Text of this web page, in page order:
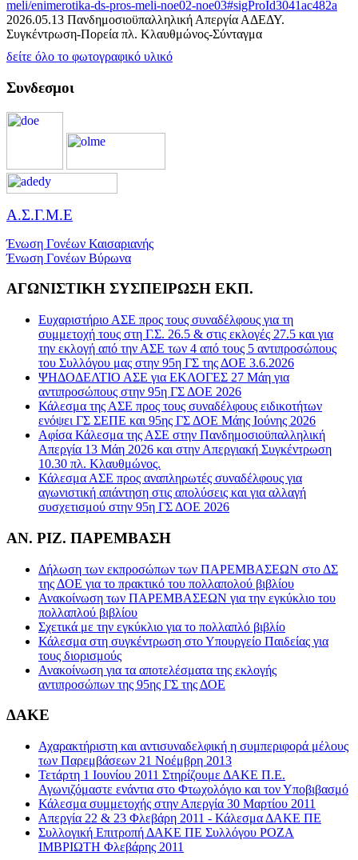
meli/enimerotika-ds-pros-meli-noe02-noe03#sigProId3041ac482a
2026.05.13 Πανδημοσιοϋπαλληλική Απεργία ΑΔΕΔΥ.
Συγκέντρωση-Πορεία πλ. Κλαυθμώνος-Σύνταγμα
δείτε όλο το φωτογραφικό υλικό
Συνδεσμοι
Α.Σ.Γ.Μ.Ε
Ένωση Γονέων Καισαριανής
Ένωση Γονέων Βύρωνα
ΑΓΩΝΙΣΤΙΚΗ ΣΥΣΠΕΙΡΩΣΗ ΕΚΠ.
Ευχαριστήριο ΑΣΕ προς τους συναδέλφους για τη
συμμετοχή τους στη Γ.Σ. 26.5 & στις εκλογές 27.5 και για
την εκλογή από την ΑΣΕ των 4 από τους 5 αντιπροσώπους
του Συλλόγου μας στην 95η ΓΣ της ΔΟΕ 3.6.2026
ΨΗΔΟΔΕΛΤΙΟ ΑΣΕ για ΕΚΛΟΓΕΣ 27 Μάη για
αντιπροσώπους στην 95η ΓΣ ΔΟΕ 2026
Κάλεσμα της ΑΣΕ προς τους συναδέλφους ειδικοτήτων
ενόψει ΓΣ ΣΕΠΕ και 95ης ΓΣ ΔΟΕ Μάης Ιούνης 2026
Αφίσα Κάλεσμα της ΑΣΕ στην Πανδημοσιοϋπαλληλική
Απεργία 13 Μάη 2026 και στην Απεργιακή Συγκέντρωση
10.30 πλ. Κλαυθμώνος.
Κάλεσμα ΑΣΕ προς αναπληρωτές συναδέλφους για
αγωνιστική απάντηση στις απολύσεις και για αλλαγή
συσχετισμού στην 95η ΓΣ ΔΟΕ 2026
ΑΝ. ΡΙΖ. ΠΑΡΕΜΒΑΣΗ
Δήλωση των εκπροσώπων των ΠΑΡΕΜΒΑΣΕΩΝ στο ΔΣ
της ΔΟΕ για το πρακτικό του πολλαπολού βιβλίου
Ανακοίνωση των ΠΑΡΕΜΒΑΣΕΩΝ για την εγκύκλιο του
πολλαπλού βιβλίου
Σχετικά με την εγκύκλιο για το πολλαπλό βιβλίο
Κάλεσμα στη συγκέντρωση στο Υπουργείο Παιδείας για
τους διορισμούς
Ανακοίνωση για τα αποτελέσματα της εκλογής
αντιπροσώπων της 95ης ΓΣ της ΔΟΕ
ΔΑΚΕ
Αχαρακτήριστη και αντισυναδελφική η συμπεριφορά μέλους
των Παρεμβάσεων 21 Νοέμβρη 2013
Τετάρτη 1 Ιουνίου 2011 Στηρίζουμε ΔΑΚΕ Π.Ε.
Αγωνιζόμαστε ενάντια στο Φτωχολόγιο και τον Υποβιβασμό
Κάλεσμα συμμετοχής στην Απεργία 30 Μαρτίου 2011
Απεργία 22 & 23 Φλεβάρη 2011 - Κάλεσμα ΔΑΚΕ ΠΕ
Συλλογική Επιτροπή ΔΑΚΕ ΠΕ Συλλόγου ΡΟΖΑ
ΙΜΒΡΙΩΤΗ Φλεβάρης 2011